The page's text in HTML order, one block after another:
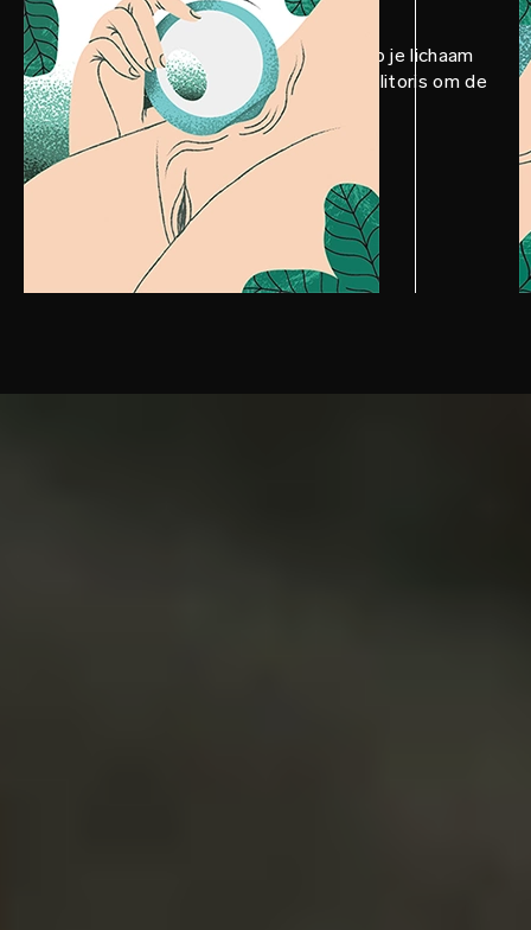
Breng LELO Personal Moisturizer op je lichaam
aan en gebruik ORA™ 3 rondom je clitoris om de
spanning op te bouwen.